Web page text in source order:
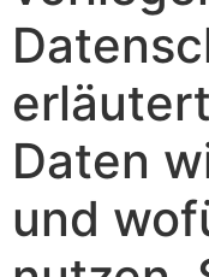
Daten
und